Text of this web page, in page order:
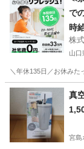
で
時
株
山口
＼年休135日／お休み
山口 山口市
真
宮島